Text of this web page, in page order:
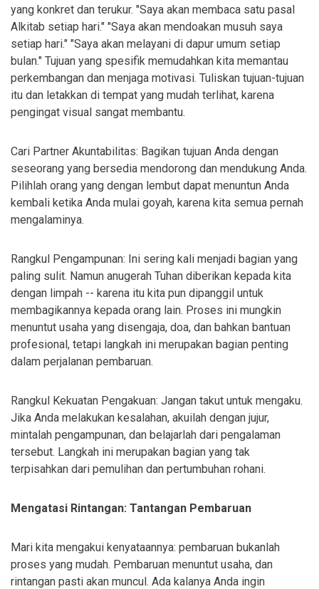
yang konkret dan terukur. "Saya akan membaca satu pasal
Alkitab setiap hari." "Saya akan mendoakan musuh saya
setiap hari." "Saya akan melayani di dapur umum setiap
bulan." Tujuan yang spesifik memudahkan kita memantau
perkembangan dan menjaga motivasi. Tuliskan tujuan-tujuan
itu dan letakkan di tempat yang mudah terlihat, karena
pengingat visual sangat membantu.
Cari Partner Akuntabilitas: Bagikan tujuan Anda dengan
seseorang yang bersedia mendorong dan mendukung Anda.
Pilihlah orang yang dengan lembut dapat menuntun Anda
kembali ketika Anda mulai goyah, karena kita semua pernah
mengalaminya.
Rangkul Pengampunan: Ini sering kali menjadi bagian yang
paling sulit. Namun anugerah Tuhan diberikan kepada kita
dengan limpah -- karena itu kita pun dipanggil untuk
membagikannya kepada orang lain. Proses ini mungkin
menuntut usaha yang disengaja, doa, dan bahkan bantuan
profesional, tetapi langkah ini merupakan bagian penting
dalam perjalanan pembaruan.
Rangkul Kekuatan Pengakuan: Jangan takut untuk mengaku.
Jika Anda melakukan kesalahan, akuilah dengan jujur,
mintalah pengampunan, dan belajarlah dari pengalaman
tersebut. Langkah ini merupakan bagian yang tak
terpisahkan dari pemulihan dan pertumbuhan rohani.
Mengatasi Rintangan: Tantangan Pembaruan
Mari kita mengakui kenyataannya: pembaruan bukanlah
proses yang mudah. Pembaruan menuntut usaha, dan
rintangan pasti akan muncul. Ada kalanya Anda ingin